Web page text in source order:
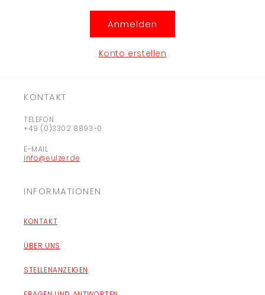
Anmelden
Konto erstellen
KONTAKT
TELEFON
+49 (0)3302 8893-0
E-MAIL
info@eulzer.de
INFORMATIONEN
KONTAKT
ÜBER UNS
STELLENANZEIGEN